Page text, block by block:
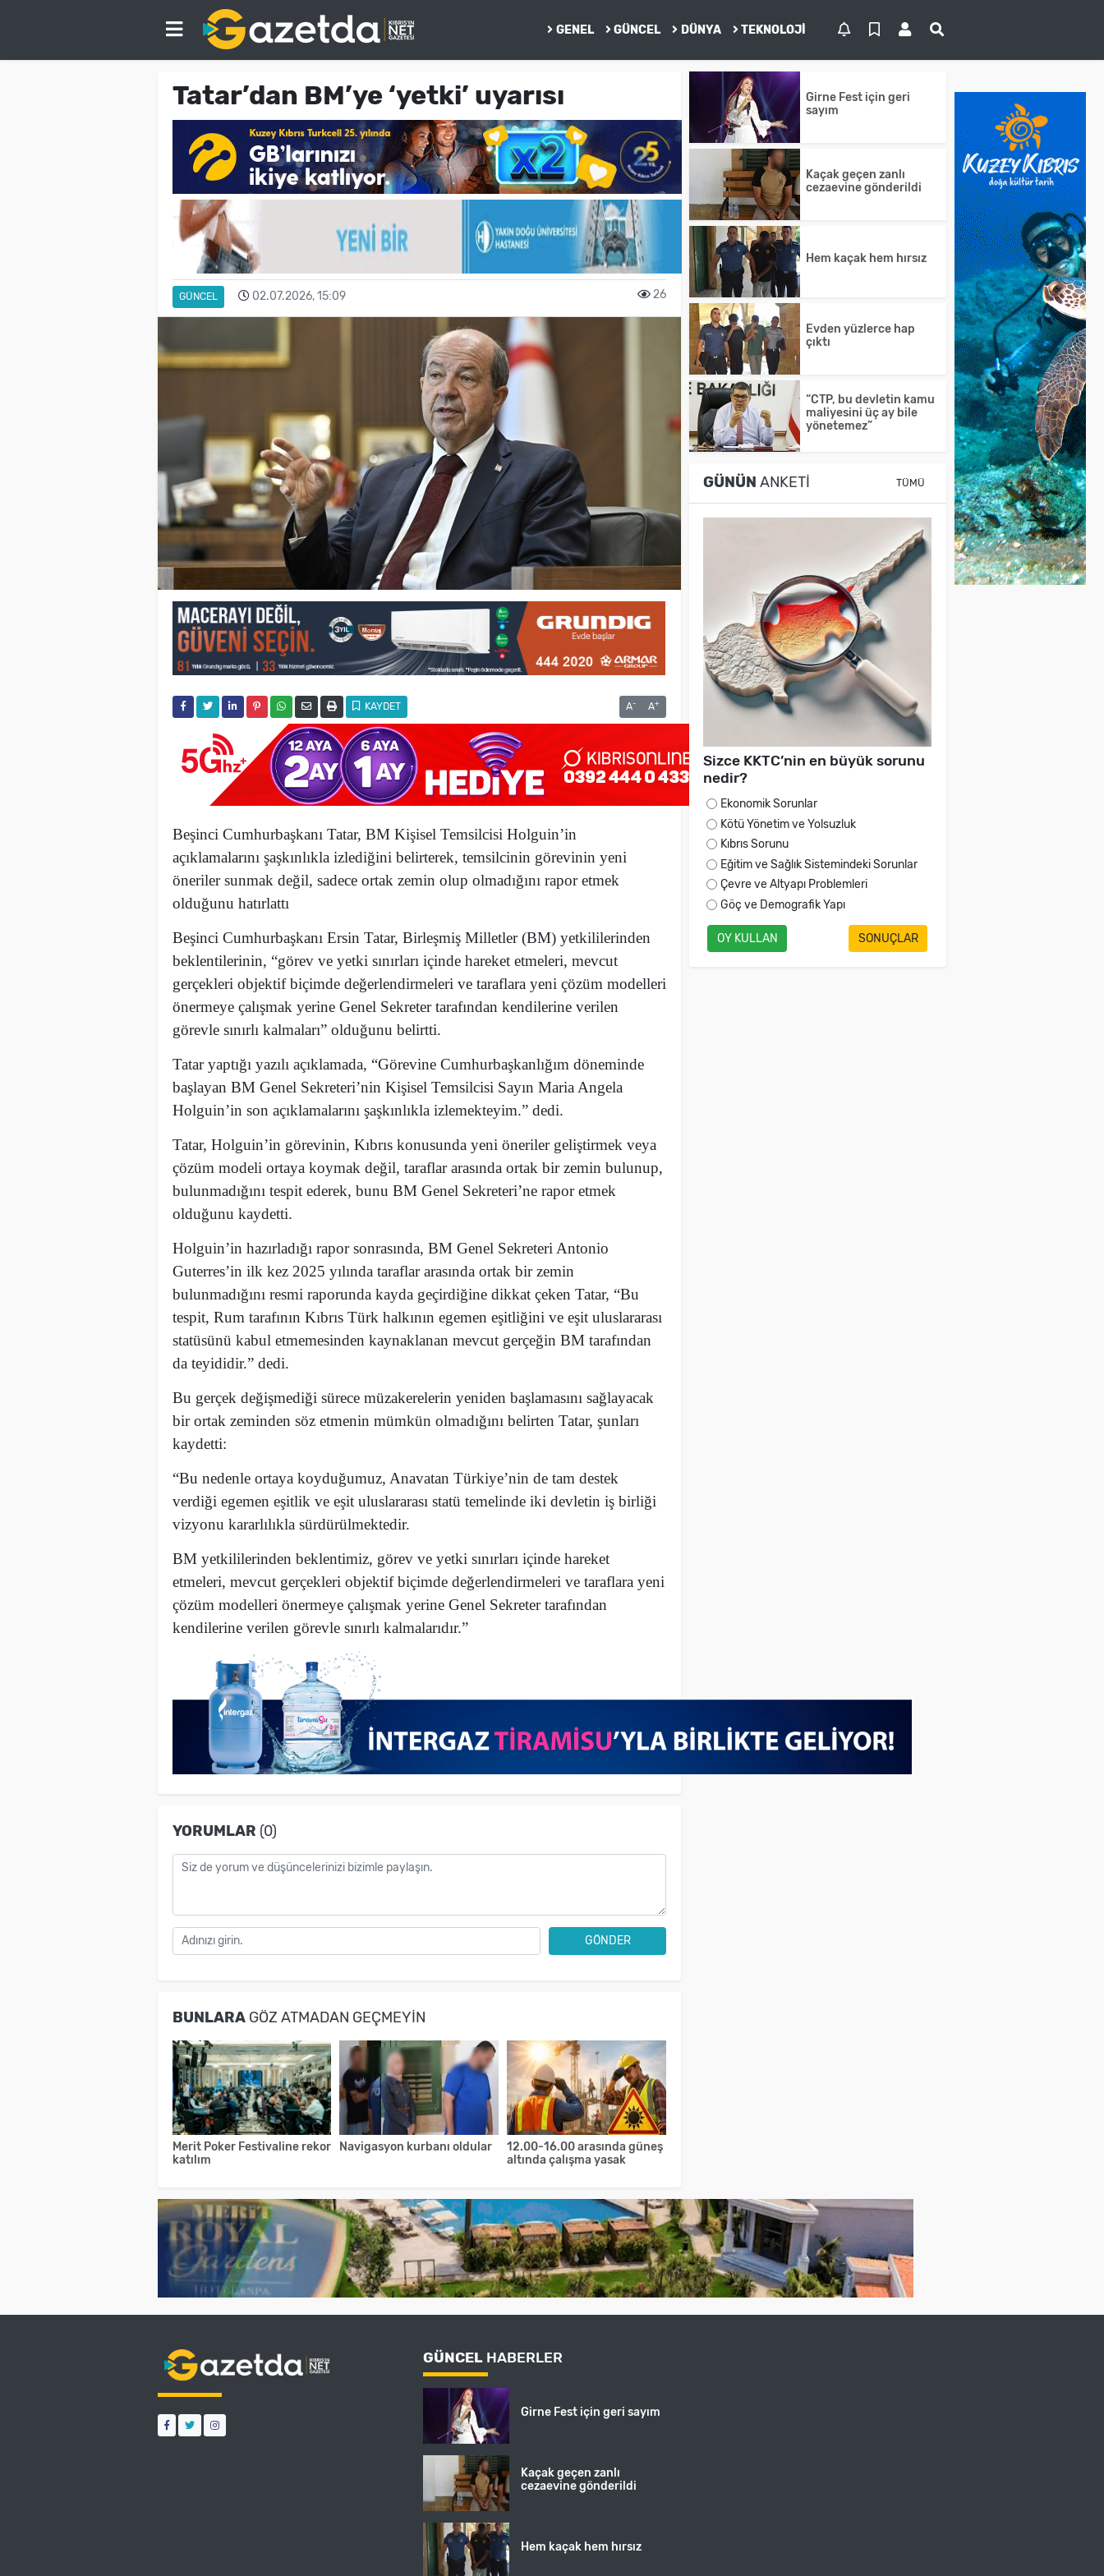
GENEL GÜNCEL DÜNYA TEKNOLOJI
Tatar’dan BM’ye ‘yetki’ uyarısı
GÜNCEL 02.07.2026, 15:09 26
KAYDET A- A+
Beşinci Cumhurbaşkanı Tatar, BM Kişisel Temsilcisi Holguin’in
açıklamalarını şaşkınlıkla izlediğini belirterek, temsilcinin görevinin yeni
öneriler sunmak değil, sadece ortak zemin olup olmadığını rapor etmek
olduğunu hatırlattı
Beşinci Cumhurbaşkanı Ersin Tatar, Birleşmiş Milletler (BM) yetkililerinden
beklentilerinin, “görev ve yetki sınırları içinde hareket etmeleri, mevcut
gerçekleri objektif biçimde değerlendirmeleri ve taraflara yeni çözüm modelleri
önermeye çalışmak yerine Genel Sekreter tarafından kendilerine verilen
görevle sınırlı kalmaları” olduğunu belirtti.
Tatar yaptığı yazılı açıklamada, “Görevine Cumhurbaşkanlığım döneminde
başlayan BM Genel Sekreteri’nin Kişisel Temsilcisi Sayın Maria Angela
Holguin’in son açıklamalarını şaşkınlıkla izlemekteyim.” dedi.
Tatar, Holguin’in görevinin, Kıbrıs konusunda yeni öneriler geliştirmek veya
çözüm modeli ortaya koymak değil, taraflar arasında ortak bir zemin bulunup,
bulunmadığını tespit ederek, bunu BM Genel Sekreteri’ne rapor etmek
olduğunu kaydetti.
Holguin’in hazırladığı rapor sonrasında, BM Genel Sekreteri Antonio
Guterres’in ilk kez 2025 yılında taraflar arasında ortak bir zemin
bulunmadığını resmi raporunda kayda geçirdiğine dikkat çeken Tatar, “Bu
tespit, Rum tarafının Kıbrıs Türk halkının egemen eşitliğini ve eşit uluslararası
statüsünü kabul etmemesinden kaynaklanan mevcut gerçeğin BM tarafından
da teyididir.” dedi.
Bu gerçek değişmediği sürece müzakerelerin yeniden başlamasını sağlayacak
bir ortak zeminden söz etmenin mümkün olmadığını belirten Tatar, şunları
kaydetti:
“Bu nedenle ortaya koyduğumuz, Anavatan Türkiye’nin de tam destek
verdiği egemen eşitlik ve eşit uluslararası statü temelinde iki devletin iş birliği
vizyonu kararlılıkla sürdürülmektedir.
BM yetkililerinden beklentimiz, görev ve yetki sınırları içinde hareket
etmeleri, mevcut gerçekleri objektif biçimde değerlendirmeleri ve taraflara yeni
çözüm modelleri önermeye çalışmak yerine Genel Sekreter tarafından
kendilerine verilen görevle sınırlı kalmalarıdır.”
YORUMLAR (0)
GÖNDER
BUNLARAGÖZ ATMADAN GEÇMEYIN
Merit Poker Festivaline rekor
katılım
Navigasyon kurbanı oldular
12.00-16.00 arasında güneş
altında çalışma yasak
Girne Fest için geri
sayım
Kaçak geçen zanlı
cezaevine gönderildi
Hem kaçak hem hırsız
Evden yüzlerce hap
çıktı
“CTP, bu devletin kamu
maliyesini üç ay bile
yönetemez”
GÜNÜN ANKETI TÜMÜ
Sizce KKTC’nin en büyük sorunu
nedir?
Ekonomik Sorunlar
Kötü Yönetim ve Yolsuzluk
Kıbrıs Sorunu
Eğitim ve Sağlık Sistemindeki Sorunlar
Çevre ve Altyapı Problemleri
Göç ve Demografik Yapı
OY KULLAN SONUÇLAR
GÜNCEL HABERLER
Girne Fest için geri sayım
Kaçak geçen zanlı
cezaevine gönderildi
Hem kaçak hem hırsız